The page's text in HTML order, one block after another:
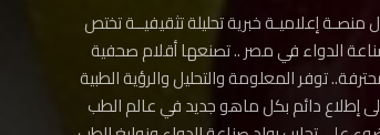
إعلاميـة خبرية تحليلة تثقيفيــة تختص
الدواء في مصر .. تصنعها أقلام صحفية
توفر المعلومة والتحليل والرؤية الطبية
إطلاع دائم بكل ماهو جديد في عالم الطب